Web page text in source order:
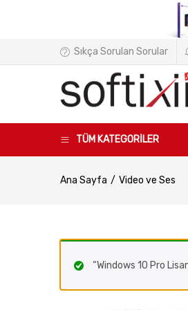
Sıkça Sorulan Sorular
TÜM KATEGORİLER
Ana Sayfa Video ve Ses
“Windows 10 Pro